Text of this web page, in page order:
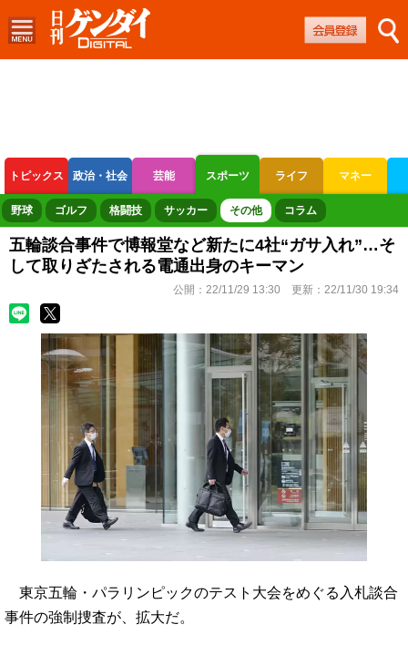
トピックス 政治・社会 芸能 スポーツ ライフ マネー
ボートレース 競輪 オートレース
野球 ゴルフ 格闘技 サッカー その他 コラム
五輪談合事件で博報堂など新たに4社“ガサ入れ”…そ
して取りざたされる電通出身のキーマン
公開： 22/11/29 13:30 更新： 22/11/30 19:34
東京五輪・パラリンピックのテスト大会をめぐる入札談合
事件の強制捜査が、拡大だ。